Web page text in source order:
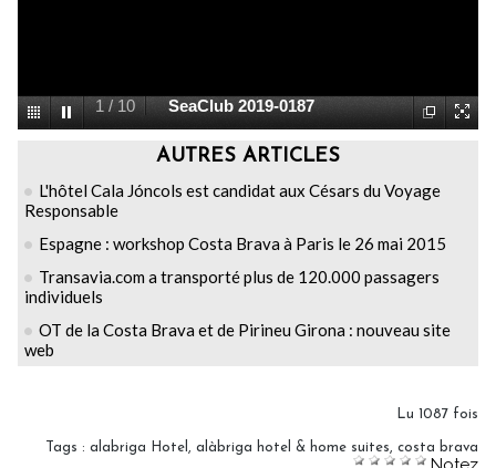
1 / 10 SeaClub 2019-0187
AUTRES ARTICLES
L'hôtel Cala Jóncols est candidat aux Césars du Voyage
Responsable
Espagne : workshop Costa Brava à Paris le 26 mai 2015
Transavia.com a transporté plus de 120.000 passagers
individuels
OT de la Costa Brava et de Pirineu Girona : nouveau site
web
Lu 1087 fois
Tags : alabriga Hotel alàbriga hotel & home suites costa brava